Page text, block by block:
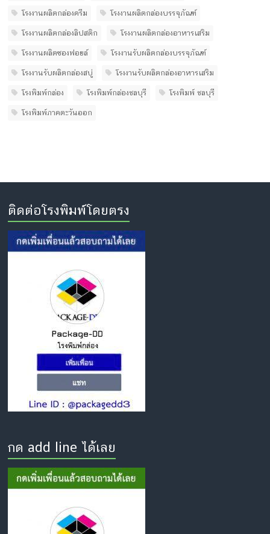
โรงงานผลิตกล่องครีม โรงงานผลิตกล่องบรรจุภัณฑ์
โรงงานผลิตกล่องลิปสติก โรงงานผลิตกล่องอาหารเสริม
โรงงานผลิตซองฟอยล์ โรงงานรับผลิตกล่องบรรจุภัณฑ์
โรงงานรับผลิตกล่องสบู่ โรงงานรับผลิตกล่องอาหารเสริม
โรงพิมพ์กล่อง โรงพิมพ์กล่องชลบุรี โรงพิมพ์ ชลบุรี
โรงพิมพ์ภาคตะวันออก
ติดต่อโรงพิมพ์โดยตรง
กด add line ได้เลย